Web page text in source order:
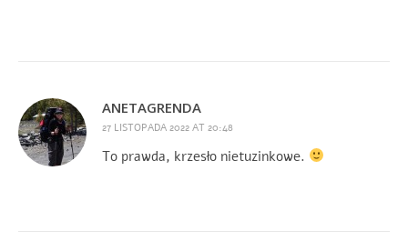
ANETAGRENDA
27 LISTOPADA 2022 AT 20:48
To prawda, krzesło nietuzinkowe.